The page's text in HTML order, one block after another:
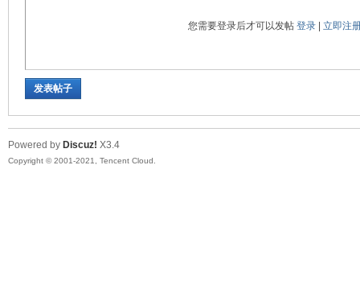
您需要登录后才可以发帖 登录| 立即注
发表帖子
Powered by Discuz! X3.4
Copyright © 2001-2021, Tencent Cloud.